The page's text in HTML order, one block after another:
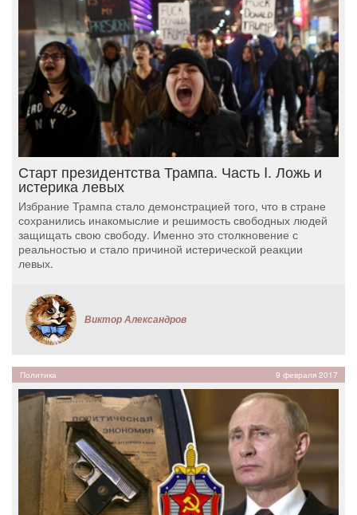
Старт президентства Трампа. Часть I. Ложь и
истерика левых
Избрание Трампа стало демонстрацией того, что в стране
сохранились инакомыслие и решимость свободных людей
защищать свою свободу. Именно это столкновение с
реальностью и стало причиной истерической реакции
левых.
Виктор Александров
Политика 9 февраля 2017